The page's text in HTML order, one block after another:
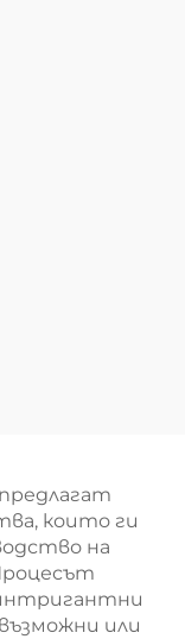
които ги
на
или